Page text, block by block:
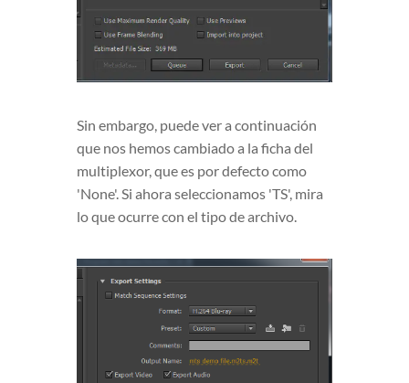
Sin embargo, puede ver a continuación
que nos hemos cambiado a la ficha del
multiplexor, que es por defecto como
'None'. Si ahora seleccionamos 'TS', mira
lo que ocurre con el tipo de archivo.